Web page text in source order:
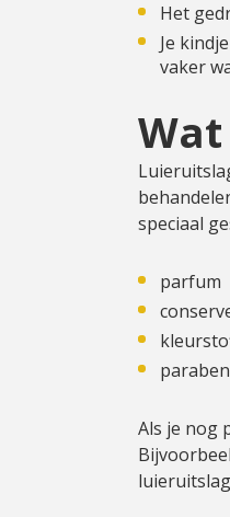
Het
Je
vaker
speciaal
parfum
Als je nog